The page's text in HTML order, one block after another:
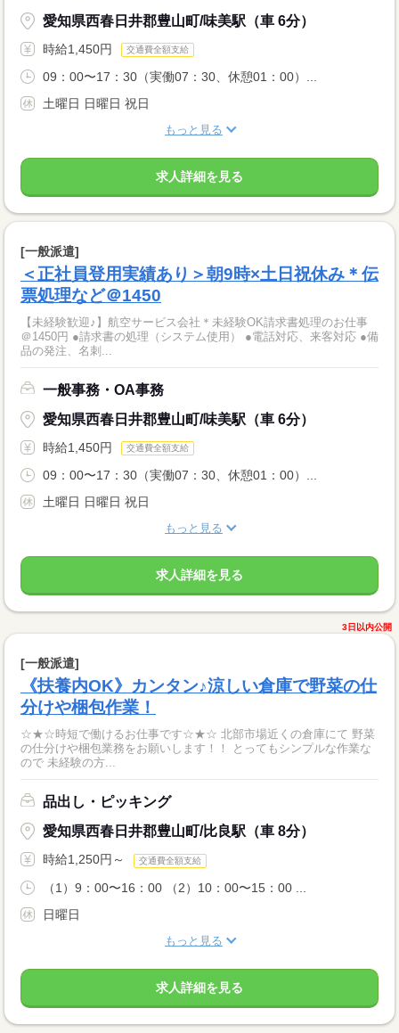
愛知県西春日井郡豊山町/味美駅（車 6分）
時給1,450円 交通費全額支給
09：00〜17：30（実働07：30、休憩01：00）...
土曜日 日曜日 祝日
もっと見る
求人詳細を見る
[一般派遣]
＜正社員登用実績あり＞朝9時×土日祝休み＊伝
票処理など＠1450
【未経験歓迎♪】航空サービス会社＊未経験OK請求書処理のお仕事
＠1450円 ●請求書の処理（システム使用） ●電話対応、来客対応 ●備
品の発注、名刺...
一般事務・OA事務
愛知県西春日井郡豊山町/味美駅（車 6分）
時給1,450円 交通費全額支給
09：00〜17：30（実働07：30、休憩01：00）...
土曜日 日曜日 祝日
もっと見る
求人詳細を見る
3日以内公開
[一般派遣]
《扶養内OK》カンタン♪涼しい倉庫で野菜の仕
分けや梱包作業！
☆★☆時短で働けるお仕事です☆★☆ 北部市場近くの倉庫にて 野菜
の仕分けや梱包業務をお願いします！！ とってもシンプルな作業な
ので 未経験の方...
品出し・ピッキング
愛知県西春日井郡豊山町/比良駅（車 8分）
時給1,250円～ 交通費全額支給
（1）9：00〜16：00 （2）10：00〜15：00 ...
日曜日
もっと見る
求人詳細を見る